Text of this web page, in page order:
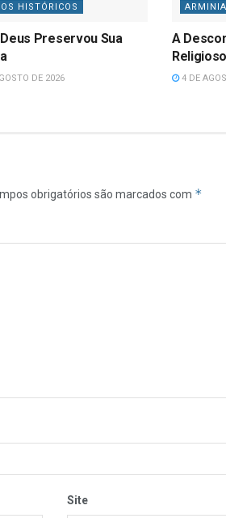
HISTÓRICOS
Preservou Sua
DE 2026
A
4 DE
obrigatórios são marcados com *
Site